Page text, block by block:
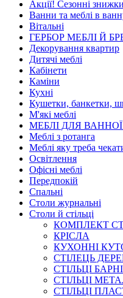
Акції! Сезонні
Ванни та меблі в
Вітальні
ГЕРБОР МЕБЛІ Й
Декорування квартир
Дитячі меблі
Кабінети
Каміни
Кухні
Кушетки, банкетки,
М'які меблі
МЕБЛІ ДЛЯ
Меблі з ротанга
Меблі яку треба
Освітлення
Офісні меблі
Передпокій
Спальні
Столи журнальні
Столи й стільці
КОМПЛЕКТ
КРІСЛА
КУХОННІ
СТІЛЕЦЬ
СТІЛЬЦІ БАРНІ
СТІЛЬЦІ
СТІЛЬЦІ